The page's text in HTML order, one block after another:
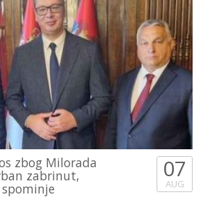
zbog Milorada
zabrinut, 07
AUG